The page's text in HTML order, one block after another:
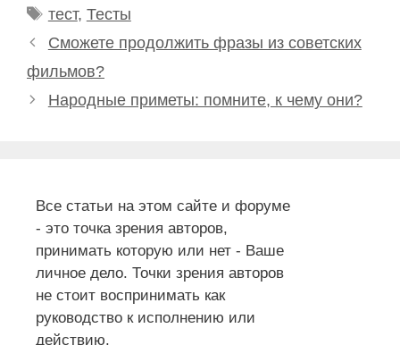
Метки
тест, Тесты
Сможете продолжить фразы из советских
фильмов?
Народные приметы: помните, к чему они?
Все статьи на этом сайте и форуме
- это точка зрения авторов,
принимать которую или нет - Ваше
личное дело. Точки зрения авторов
не стоит воспринимать как
руководство к исполнению или
действию.